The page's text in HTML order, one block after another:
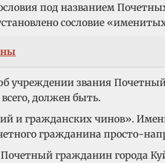
под названием
сословие
учреждении звания
должен быть.
и гражданских чинов».
гражданина просто-
гражданин города